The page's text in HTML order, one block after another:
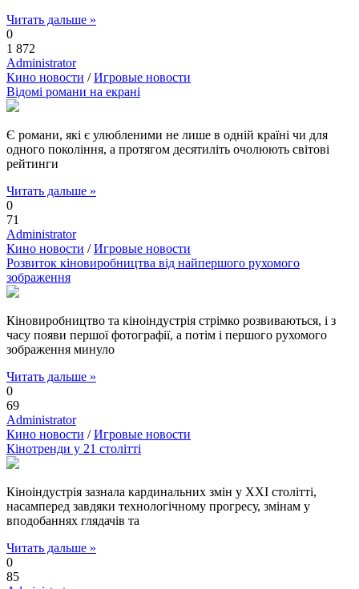
Читать дальше »
0
1 872
Administrator
Кино новости /Игровые новости
Відомі романи на екрані
Є романи, які є улюбленими не лише в одній країні чи для
одного покоління, а протягом десятиліть очолюють світові
рейтинги
Читать дальше »
0
71
Administrator
Кино новости /Игровые новости
Розвиток кіновиробництва від найпершого рухомого
зображення
Кіновиробництво та кіноіндустрія стрімко розвиваються, і з
часу появи першої фотографії, а потім і першого рухомого
зображення минуло
Читать дальше »
0
69
Administrator
Кино новости /Игровые новости
Кінотренди у 21 столітті
Кіноіндустрія зазнала кардинальних змін у XXI столітті,
насамперед завдяки технологічному прогресу, змінам у
вподобаннях глядачів та
Читать дальше »
0
85